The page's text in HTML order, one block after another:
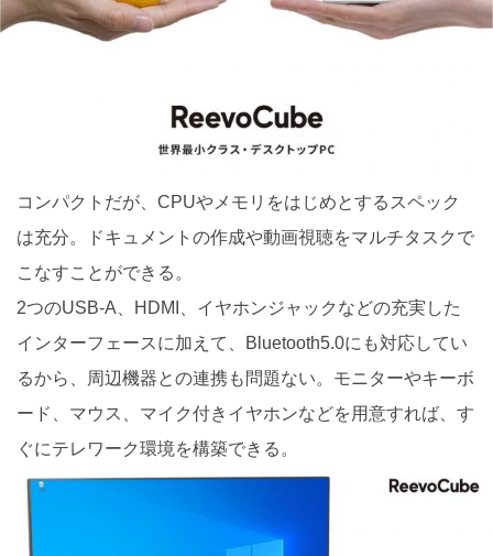
コンパクトだが、CPUやメモリをはじめとするスペック
は充分。ドキュメントの作成や動画視聴をマルチタスクで
こなすことができる。
2つのUSB-A、HDMI、イヤホンジャックなどの充実した
インターフェースに加えて、Bluetooth5.0にも対応してい
るから、周辺機器との連携も問題ない。モニターやキーボ
ード、マウス、マイク付きイヤホンなどを用意すれば、す
ぐにテレワーク環境を構築できる。